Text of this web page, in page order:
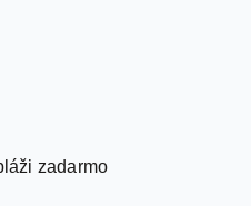
zadarmo